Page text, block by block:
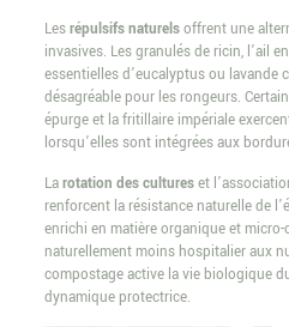
Lesrépulsifs naturelsoffrent une
invasives. Les granulés de ricin, l’ail
essentielles d’eucalyptus ou
désagréable pour les rongeurs.
épurge et la fritillaire impériale
lorsqu’elles sont intégrées aux
Larotation des cultureset
renforcent la résistance naturelle de
enrichi en matière organique et
naturellement moins hospitalier aux
compostage active la vie biologique
dynamique protectrice.